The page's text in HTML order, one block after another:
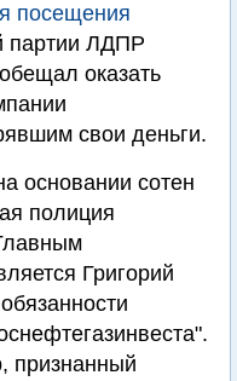
посещения
партии ЛДПР
оказать
свои деньги.
основании сотен
полиция
Григорий
признанный